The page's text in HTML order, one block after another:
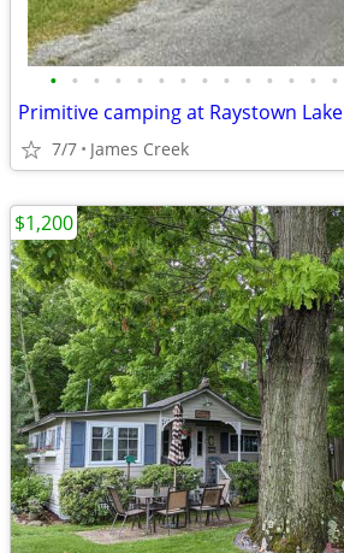
• • • • • • • • • • • • • •
Primitive camping at Raystown Lake
7/7 James Creek
$1,200